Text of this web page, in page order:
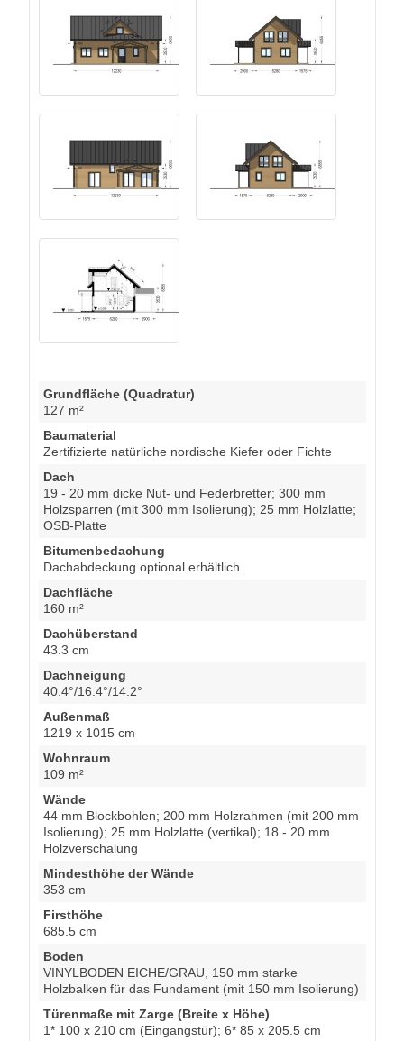
Grundfläche (Quadratur)
127 m²
Baumaterial
Zertifizierte natürliche nordische Kiefer oder Fichte
Dach
19 - 20 mm dicke Nut- und Federbretter; 300 mm
Holzsparren (mit 300 mm Isolierung); 25 mm Holzlatte;
OSB-Platte
Bitumenbedachung
Dachabdeckung optional erhältlich
Dachfläche
160 m²
Dachüberstand
43.3 cm
Dachneigung
40.4°/16.4°/14.2°
Außenmaß
1219 x 1015 cm
Wohnraum
109 m²
Wände
44 mm Blockbohlen; 200 mm Holzrahmen (mit 200 mm
Isolierung); 25 mm Holzlatte (vertikal); 18 - 20 mm
Holzverschalung
Mindesthöhe der Wände
353 cm
Firsthöhe
685.5 cm
Boden
VINYLBODEN EICHE/GRAU, 150 mm starke
Holzbalken für das Fundament (mit 150 mm Isolierung)
Türenmaße mit Zarge (Breite x Höhe)
1* 100 x 210 cm (Eingangstür); 6* 85 x 205.5 cm